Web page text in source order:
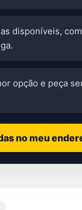
disponíveis,
opção e peça
no meu